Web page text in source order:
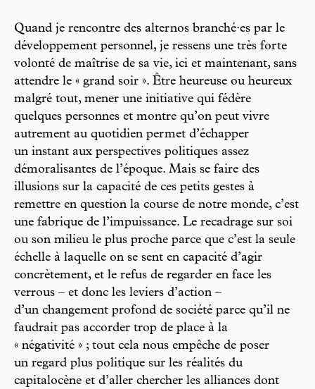
Quand je rencontre des alternos branché·es par le
développement personnel, je ressens une très forte
volonté de maîtrise de sa vie, ici et maintenant, sans
attendre le « grand soir ». Être heureuse ou heureux
malgré tout, mener une initiative qui fédère
quelques personnes et montre qu’on peut vivre
autrement au quotidien permet d’échapper
un instant aux perspectives politiques assez
démoralisantes de l’époque. Mais se faire des
illusions sur la capacité de ces petits gestes à
remettre en question la course de notre monde, c’est
une fabrique de l’impuissance. Le recadrage sur soi
ou son milieu le plus proche parce que c’est la seule
échelle à laquelle on se sent en capacité d’agir
concrètement, et le refus de regarder en face les
verrous – et donc les leviers d’action –
d’un changement profond de société parce qu’il ne
faudrait pas accorder trop de place à la
« négativité » ; tout cela nous empêche de poser
un regard plus politique sur les réalités du
capitalocène et d’aller chercher les alliances dont